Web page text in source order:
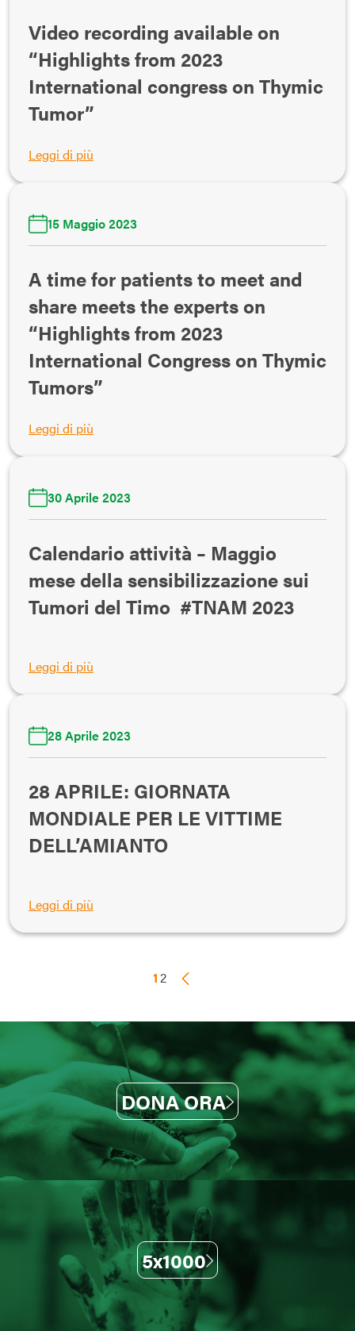
Video recording available on
“Highlights from 2023
International congress on Thymic
Tumor”
Leggi di più
15 Maggio 2023
A time for patients to meet and
share meets the experts on
“Highlights from 2023
International Congress on Thymic
Tumors”
Leggi di più
30 Aprile 2023
Calendario attività – Maggio
mese della sensibilizzazione sui
Tumori del Timo #TNAM 2023
Leggi di più
28 Aprile 2023
28 APRILE: GIORNATA
MONDIALE PER LE VITTIME
DELL’AMIANTO
Leggi di più
12
DONA ORA
5x1000